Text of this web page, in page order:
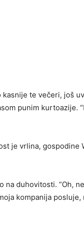
te večeri, još
punim kurtoazije.
je vrlina,
na duhovitosti. “Oh,
kompanija